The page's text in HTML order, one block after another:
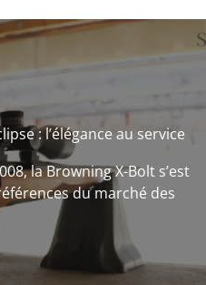
: l’élégance au service
la Browning X-Bolt s’est
du marché des